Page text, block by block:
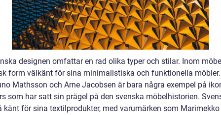
designen omfattar en rad olika typer och stilar. Inom
form välkänt för sina minimalistiska och funktionella
Mathsson och Arne Jacobsen är bara några exempel på
som har satt sin prägel på den svenska möbelhistorien.
känt för sina textilprodukter, med varumärken som